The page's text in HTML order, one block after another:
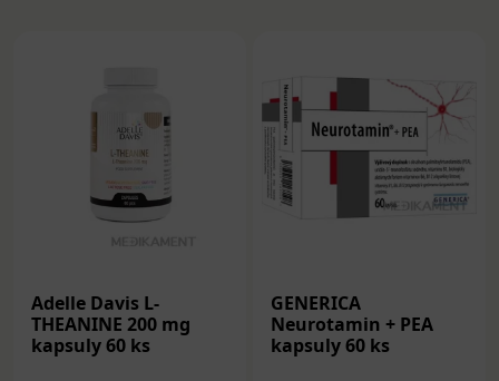
Adelle Davis L-
THEANINE 200 mg
kapsuly 60 ks
GENERICA
Neurotamin + PEA
kapsuly 60 ks